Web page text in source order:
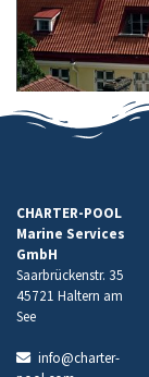
CHARTER-POOL
Marine Services
GmbH
Saarbrückenstr. 35
45721 Haltern am
See
info@charter-